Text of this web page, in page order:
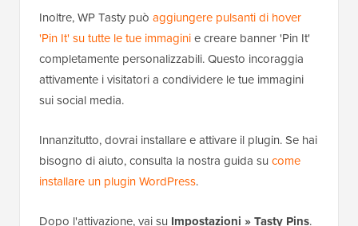
Inoltre, WP Tasty può aggiungere pulsanti di hover
'Pin It' su tutte le tue immaginie creare banner 'Pin It'
completamente personalizzabili. Questo incoraggia
attivamente i visitatori a condividere le tue immagini
sui social media.
Innanzitutto, dovrai installare e attivare il plugin. Se hai
bisogno di aiuto, consulta la nostra guida su come
installare un plugin WordPress.
Dopo l'attivazione, vai su Impostazioni » Tasty Pins.